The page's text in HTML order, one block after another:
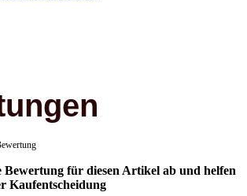
Bewertung für diesen Artikel ab und helfen
Kaufentscheidung